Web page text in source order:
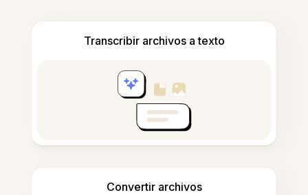
Transcribir archivos a texto
Convertir archivos